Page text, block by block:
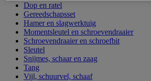
Dop en ratel
Gereedschapsset
Hamer en slagwerktuig
Momentsleutel en schroevendraaier
Schroevendraaier en schroefbit
Sleutel
Snijmes, schaar en zaag
Tang
Vijl, schuurvel, schaaf